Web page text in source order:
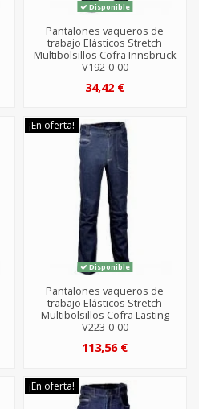
Disponible
Pantalones vaqueros de
trabajo Elásticos Stretch
Multibolsillos Cofra Innsbruck
V192-0-00
34,42 €
¡En oferta!
Disponible
Pantalones vaqueros de
trabajo Elásticos Stretch
Multibolsillos Cofra Lasting
V223-0-00
113,56 €
¡En oferta!